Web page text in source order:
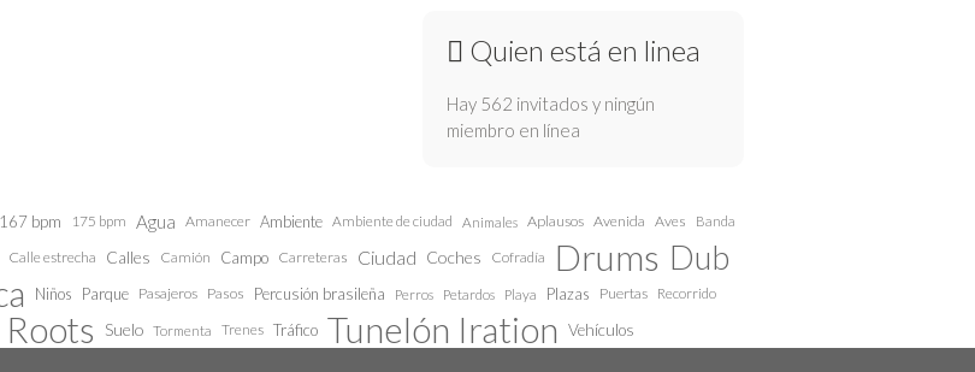
Quien está en linea
Hay 562 invitados y ningún
miembro en línea
167 bpm 175 bpm Agua Amanecer Ambiente Ambiente de ciudad Animales Aplausos Avenida Aves Banda
Calle estrecha Calles Camión Campo Carreteras Ciudad Coches Cofradía Drums Dub
Niños Parque Pasajeros Pasos Percusión brasileña Perros Petardos Playa Plazas Puertas Recorrido
Roots Suelo Tormenta Trenes Tráfico Tunelón Iration Vehículos